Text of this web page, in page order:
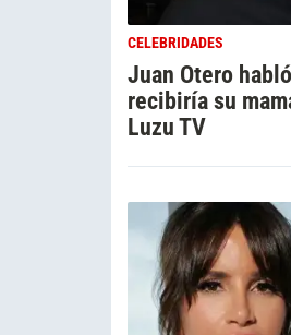
CELEBRIDADES
Juan Otero
recibiría su
Luzu TV